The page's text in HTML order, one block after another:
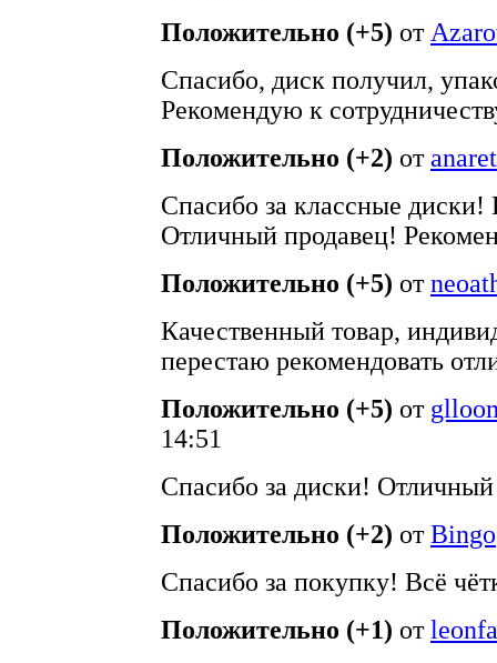
Положительно (+5) от
Спасибо, диск получил,
Рекомендую к
Положительно (+2) отanaret
Спасибо за классные
Отличный продавец!
Положительно (+5) от
Качественный товар,
перестаю рекомендовать
Положительно (+5) от
14:51
Спасибо за диски!
Положительно (+2) отBingo
Спасибо за покупку! Всё
Положительно (+1) от